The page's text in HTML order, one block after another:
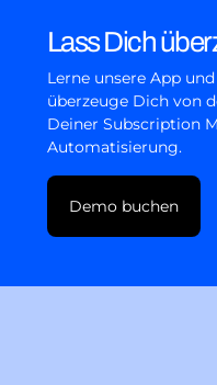
Lass Dich
Lerne unsere App
überzeuge Dich von
Deiner Subscription
Automatisierung.
Demo buchen